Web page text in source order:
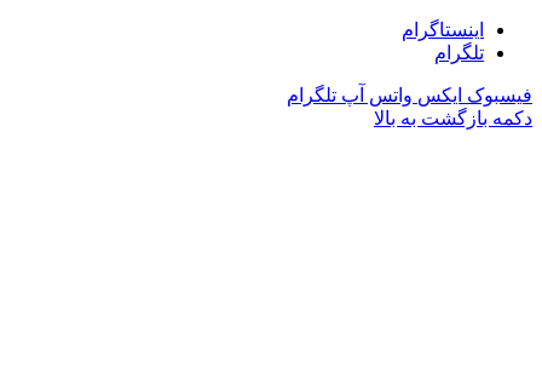
اینستاگرام
تلگرام
فیسبوک ایکس واتس آپ تلگرام
دکمه بازگشت به بالا